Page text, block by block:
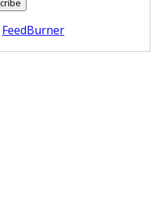
FeedBurner